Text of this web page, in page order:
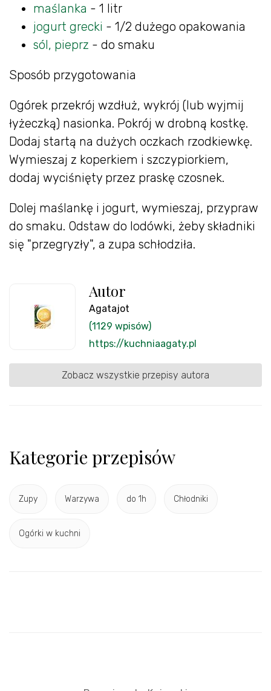
maślanka - 1 litr
jogurt grecki - 1/2 dużego opakowania
sól, pieprz - do smaku
Sposób przygotowania
Ogórek przekrój wzdłuż, wykrój (lub wyjmij
łyżeczką) nasionka. Pokrój w drobną kostkę.
Dodaj startą na dużych oczkach rzodkiewkę.
Wymieszaj z koperkiem i szczypiorkiem,
dodaj wyciśnięty przez praskę czosnek.
Dolej maślankę i jogurt, wymieszaj, przypraw
do smaku. Odstaw do lodówki, żeby składniki
się "przegryzły", a zupa schłodziła.
Autor
Agatajot
(1129 wpisów)
https://kuchniaagaty.pl
Zobacz wszystkie przepisy autora
Kategorie przepisów
Zupy Warzywa do 1h Chłodniki
Ogórki w kuchni